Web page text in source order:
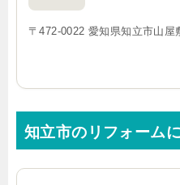
〒472-0022 愛知県知立市山屋
知立市のリフォーム